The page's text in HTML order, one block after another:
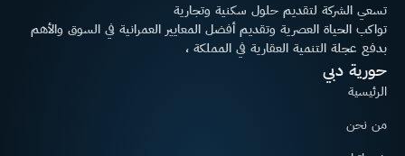
تسعي الشركة لتقديم حلول سكنية وتجارية
تواكب الحياة العصرية وتقديم أفضل المعايير العمرانية في السوق والأهم
بدفع عجلة التنمية العقارية في المملكة ،
حورية دبي
الرئيسية
من نحن